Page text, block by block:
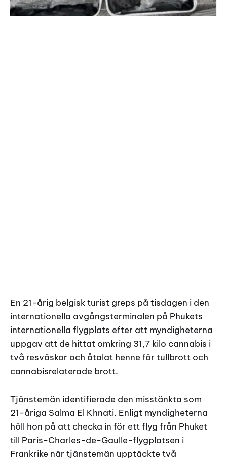
En 21-årig belgisk turist greps på tisdagen i den
internationella avgångsterminalen på Phukets
internationella flygplats efter att myndigheterna
uppgav att de hittat omkring 31,7 kilo cannabis i
två resväskor och åtalat henne för tullbrott och
cannabisrelaterade brott.
Tjänstemän identifierade den misstänkta som
21-åriga Salma El Khnati. Enligt myndigheterna
höll hon på att checka in för ett flyg från Phuket
till Paris-Charles-de-Gaulle-flygplatsen i
Frankrike när tjänstemän upptäckte två